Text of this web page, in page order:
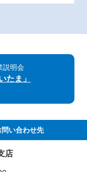
説明会
たま」
問い合わせ先
店